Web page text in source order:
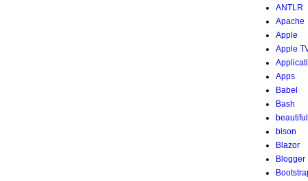
ANTLR
Apache
Apple
Apple
Apps
Babel
Bash
bison
Blazor
Blogger